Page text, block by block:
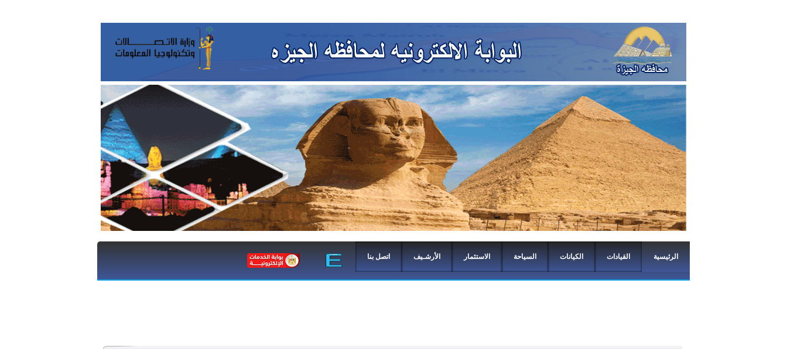
الرئيسية القيادات الكيانات السياحة الاستثمار الأرشـيف اتصل بنا